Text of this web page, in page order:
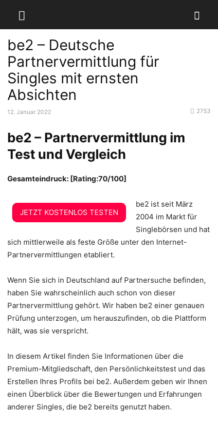
be2 – Deutsche
Partnervermittlung für
Singles mit ernsten
Absichten
12. Januar 2022 2753
be2 – Partnervermittlung im
Test und Vergleich
Gesamteindruck: [Rating:70/100]
JETZT KOSTENLOS TESTEN
be2 ist seit März
2004 im Markt für
Singlebörsen und hat
sich mittlerweile als feste Größe unter den Internet-
Partnervermittlungen etabliert.
Wenn Sie sich in Deutschland auf Partnersuche befinden,
haben Sie wahrscheinlich auch schon von dieser
Partnervermittlung gehört. Wir haben be2 einer genauen
Prüfung unterzogen, um herauszufinden, ob die Plattform
hält, was sie verspricht.
In diesem Artikel finden Sie Informationen über die
Premium-Mitgliedschaft, den Persönlichkeitstest und das
Erstellen Ihres Profils bei be2. Außerdem geben wir Ihnen
einen Überblick über die Bewertungen und Erfahrungen
anderer Singles, die be2 bereits genutzt haben.